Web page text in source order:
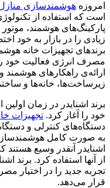
امروزه هوشمندسازی
است که استفاده از
پارکینگ‌های هوشمند،
زیادی را در بازار به خود
برندهای تجهیزات خانه
مصرف انرژی فعالیت خود را
ارائه‌ی راهکارهای هوشمند
زیرساخت‌ها، خانه‌ها و
برند اشنایدر در زمان
خود را آغاز کرد. تجهیزات
دستگاه‌های کنترلی و
به صورت کامل
اشنایدر آنقدر وسیع
از آنها استفاده کرد. برند
تجربه جدید را در اختیار
قرار می‌دهد.